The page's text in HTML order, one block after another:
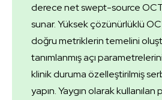
derece net swept-source
sunar. Yüksek çözünürlüklü
doğru metriklerin temelini
tanımlanmış açı
klinik duruma özelleştirilmiş
yapın. Yaygın olarak